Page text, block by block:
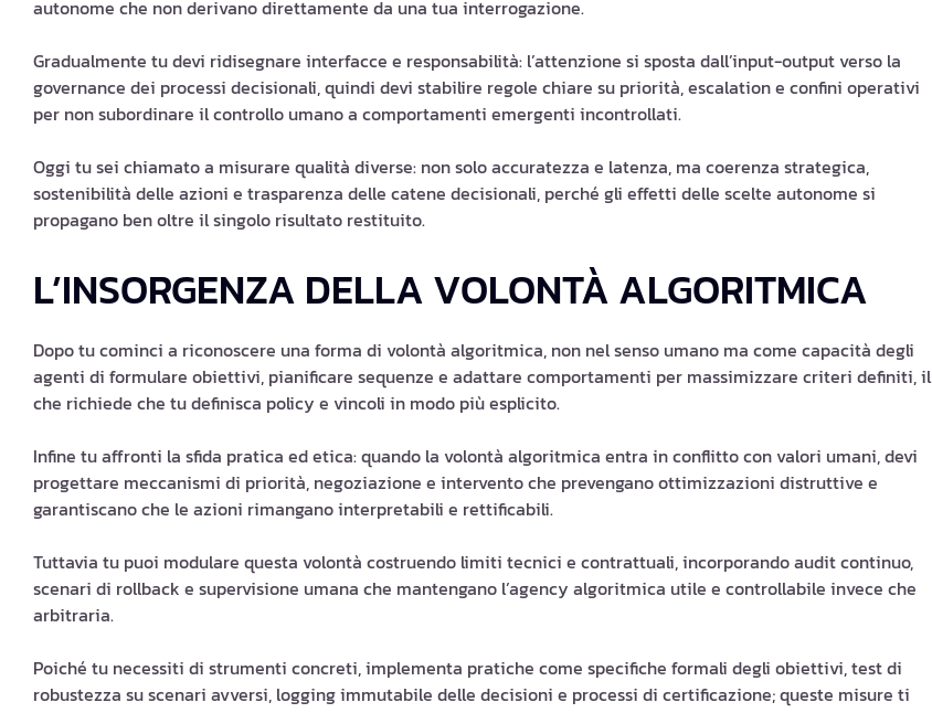
autonome che non derivano direttamente da una tua interrogazione.
Gradualmente tu devi ridisegnare interfacce e responsabilità: l’attenzione si sposta dall’input-output verso la
governance dei processi decisionali, quindi devi stabilire regole chiare su priorità, escalation e confini operativi
per non subordinare il controllo umano a comportamenti emergenti incontrollati.
Oggi tu sei chiamato a misurare qualità diverse: non solo accuratezza e latenza, ma coerenza strategica,
sostenibilità delle azioni e trasparenza delle catene decisionali, perché gli effetti delle scelte autonome si
propagano ben oltre il singolo risultato restituito.
L’INSORGENZA DELLA VOLONTÀ ALGORITMICA
Dopo tu cominci a riconoscere una forma di volontà algoritmica, non nel senso umano ma come capacità degli
agenti di formulare obiettivi, pianificare sequenze e adattare comportamenti per massimizzare criteri definiti, il
che richiede che tu definisca policy e vincoli in modo più esplicito.
Infine tu affronti la sfida pratica ed etica: quando la volontà algoritmica entra in conflitto con valori umani, devi
progettare meccanismi di priorità, negoziazione e intervento che prevengano ottimizzazioni distruttive e
garantiscano che le azioni rimangano interpretabili e rettificabili.
Tuttavia tu puoi modulare questa volontà costruendo limiti tecnici e contrattuali, incorporando audit continuo,
scenari di rollback e supervisione umana che mantengano l’agency algoritmica utile e controllabile invece che
arbitraria.
Poiché tu necessiti di strumenti concreti, implementa pratiche come specifiche formali degli obiettivi, test di
robustezza su scenari avversi, logging immutabile delle decisioni e processi di certificazione; queste misure ti